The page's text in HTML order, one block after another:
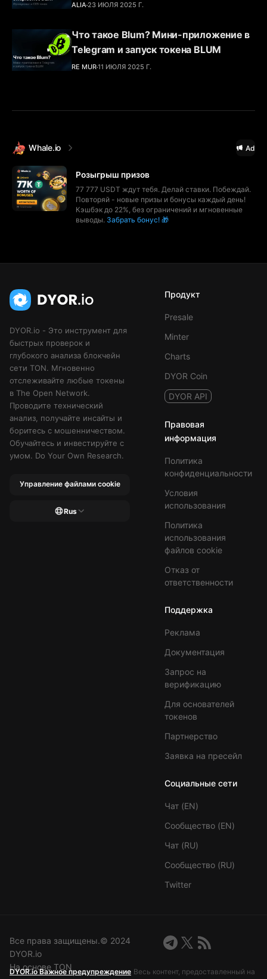
ALIA23 ИЮЛЯ 2025 Г.
Что такое Blum? Мини-приложение в
Telegram и запуск токена BLUM
RE MUR11 ИЮЛЯ 2025 Г.
Whale.io Ad
Розыгрыш призов
77 777 USDT ждут тебя. Делай ставки. Побеждай.
Повторяй - новые призы и бонусы каждый день!
Кэшбэк до 22%, без ограничений и мгновенные
выводы. Забрать бонус! 🎁
DYOR.io - Это инструмент для
быстрых проверок и
глубокого анализа блокчейн
сети TON. Мгновенно
отслеживайте любые токены
в The Open Network.
Проводите технический
анализ, получайте инсайты и
боритесь с мошенничеством.
Обучайтесь и инвестируйте с
умом. Do Your Own Research.
Управление файлами cookie
Rus
Продукт
Presale
Minter
Charts
DYOR Coin
DYOR API
Правовая
информация
Политика
конфиденциальности
Условия
использования
Политика
использования
файлов cookie
Отказ от
ответственности
Поддержка
Реклама
Документация
Запрос на
верификацию
Для основателей
токенов
Партнерство
Заявка на пресейл
Социальные сети
Чат (EN)
Сообщество (EN)
Чат (RU)
Сообщество (RU)
Twitter
Все права защищены.©️ 2024
DYOR.io
На основе TON
DYOR.io Важное предупреждение Весь контент, предоставленный на